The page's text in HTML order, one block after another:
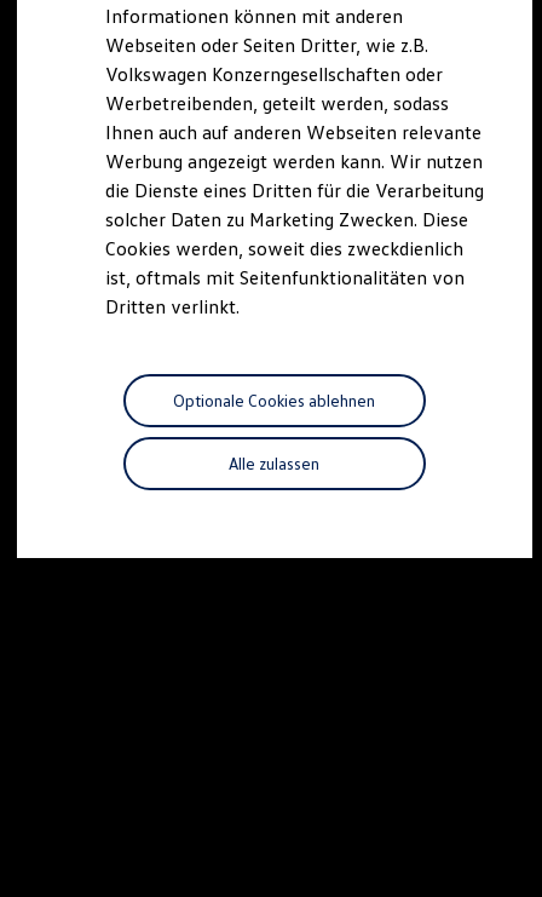
Lifestyle Shop
T-Roc Kollektion
Golf Kollektion
ID. Kollektion
Volkswagen Kollektion
R-Kollektion
GTI Kollektion
Fußball Drop
we drive football
#wedriveproud
Besitzer und Service
Software Updates
Service und Ersatzteile
Motorenöl und Flüssigkeiten
Räder und Reifen
Pannen- und Unfallhilfe
Economy Service
Volkswagen Teile
Zubehör
Informationen können mit anderen
Webseiten oder Seiten Dritter, wie z.B.
Volkswagen Konzerngesellschaften oder
Werbetreibenden, geteilt werden, sodass
Ihnen auch auf anderen Webseiten relevante
Werbung angezeigt werden kann. Wir nutzen
die Dienste eines Dritten für die Verarbeitung
solcher Daten zu Marketing Zwecken. Diese
Cookies werden, soweit dies zweckdienlich
ist, oftmals mit Seitenfunktionalitäten von
Dritten verlinkt.
Alle zulassen
Optionale Cookies ablehnen